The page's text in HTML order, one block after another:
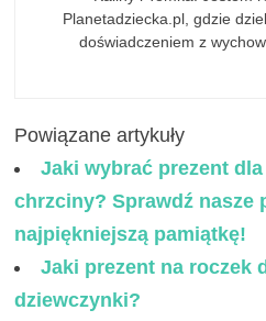
Planetadziecka.pl, gdzie
doświadczeniem z
Powiązane artykuły
Jaki wybrać prezent dla
chrzciny? Sprawdź nasze
najpiękniejszą pamiątkę!
Jaki prezent na roczek
dziewczynki?